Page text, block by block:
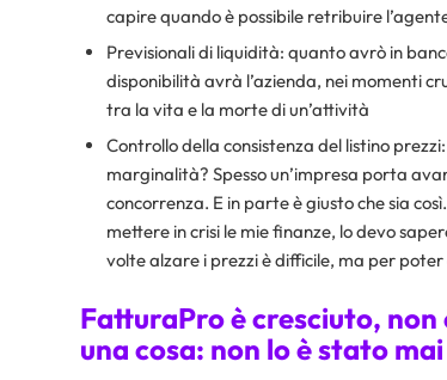
capire quando è possibile retribuire
Previsionali di liquidità: quanto avrò in
disponibilità avrà l’azienda, nei momenti
tra la vita e la morte di un’attività
Controllo della consistenza del listino
marginalità? Spesso un’impresa porta
concorrenza. E in parte è giusto che sia
mettere in crisi le mie finanze, lo devo
volte alzare i prezzi è difficile, ma per
FatturaPro è cresciuto,
una cosa: non lo è stato mai